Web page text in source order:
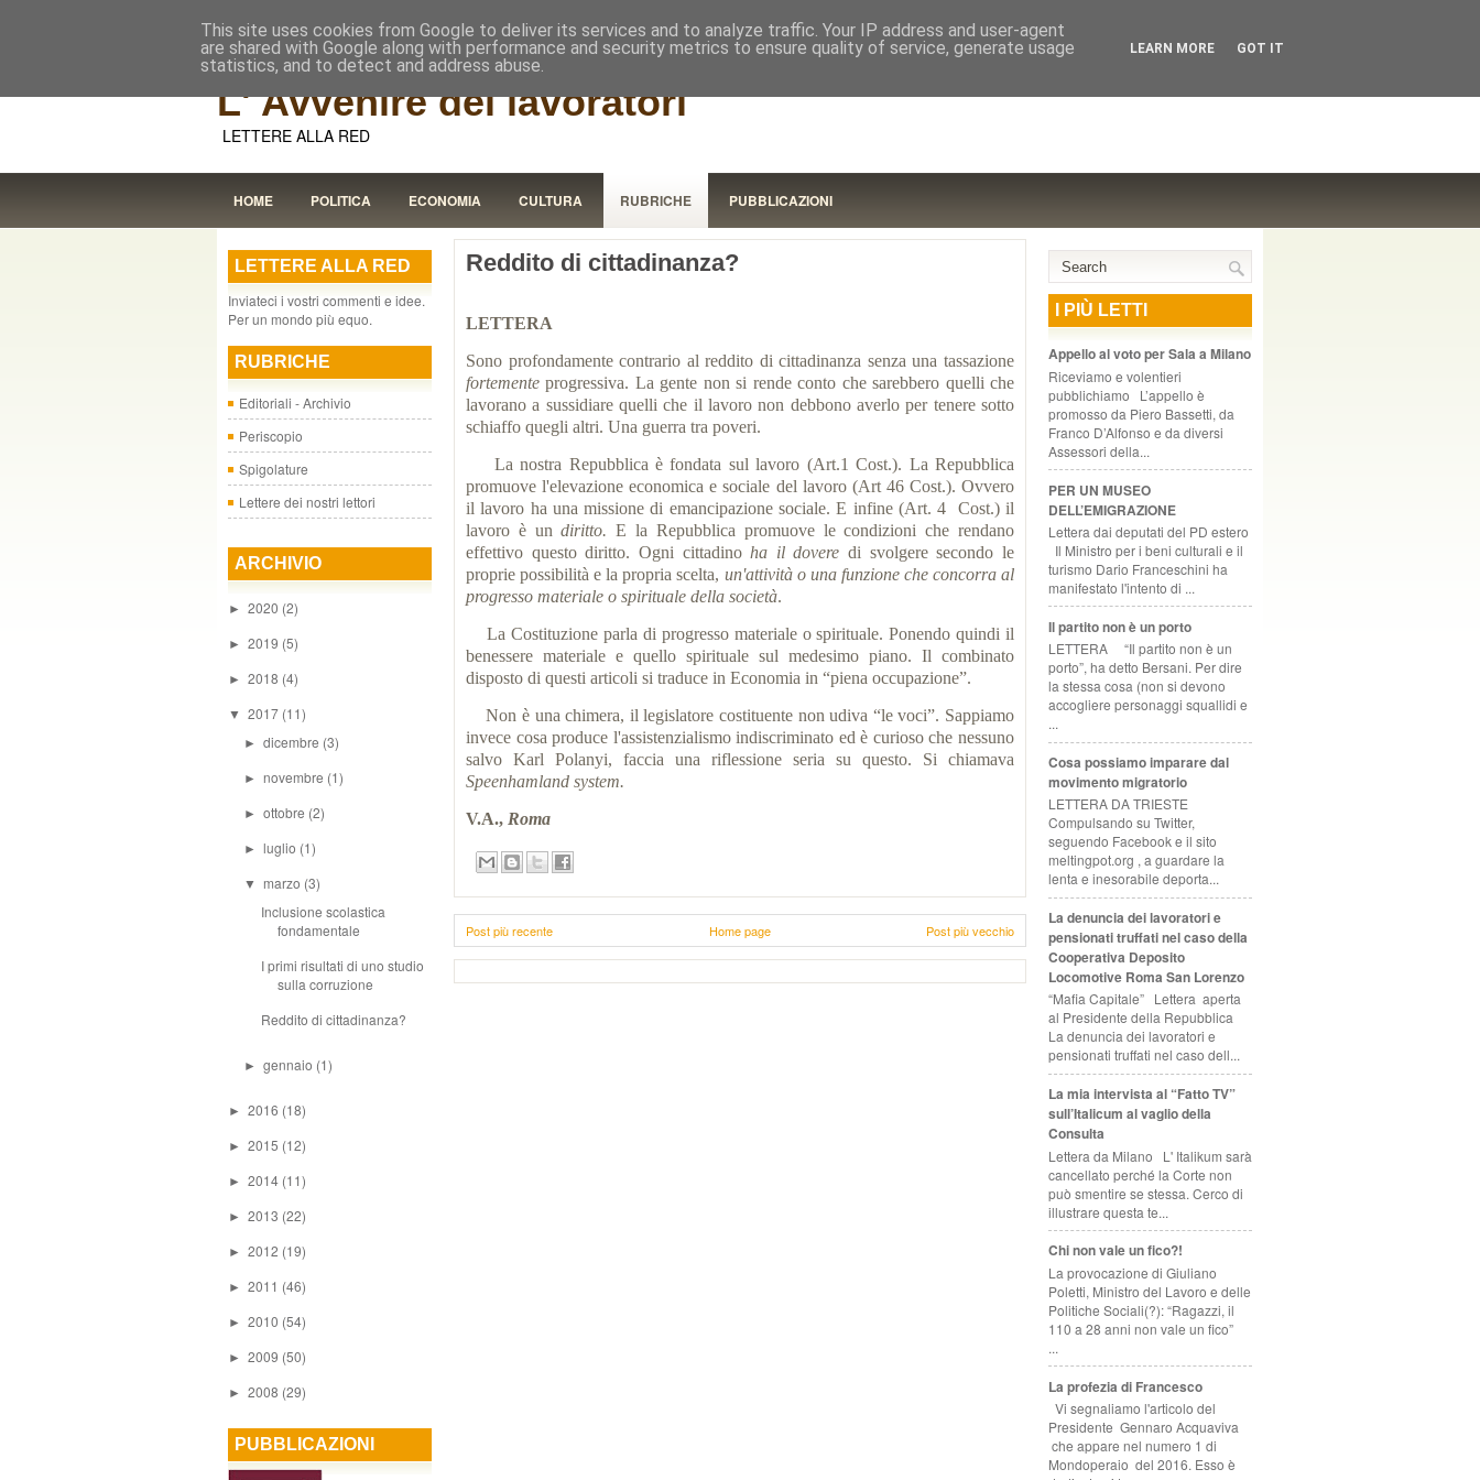
RISTORANTE COOPERATIVO, ZURIGO
L' Avvenire dei lavoratori
LETTERE ALLA RED
HOME POLITICA ECONOMIA CULTURA RUBRICHE PUBBLICAZIONI
LETTERE ALLA RED
Inviateci i vostri commenti e idee.
Per un mondo più equo.
RUBRICHE
Editoriali - Archivio
Periscopio
Spigolature
Lettere dei nostri lettori
ARCHIVIO
► 2020 (2)
► 2019 (5)
► 2018 (4)
▼ 2017 (11)
►dicembre (3)
►novembre (1)
►ottobre (2)
► luglio (1)
▼ marzo (3)
Inclusione scolastica
fondamentale
I primi risultati di uno studio
sulla corruzione
Reddito di cittadinanza?
►gennaio (1)
► 2016 (18)
► 2015 (12)
► 2014 (11)
► 2013 (22)
► 2012 (19)
► 2011 (46)
► 2010 (54)
► 2009 (50)
► 2008 (29)
PUBBLICAZIONI
Reddito di cittadinanza?
LETTERA
Sono profondamente contrario al reddito di cittadinanza senza una tassazione
fortemente progressiva. La gente non si rende conto che sarebbero quelli che
lavorano a sussidiare quelli che il lavoro non debbono averlo per tenere sotto
schiaffo quegli altri. Una guerra tra poveri.
La nostra Repubblica è fondata sul lavoro (Art.1 Cost.). La Repubblica
promuove l'elevazione economica e sociale del lavoro (Art 46 Cost.). Ovvero
il lavoro ha una missione di emancipazione sociale. E infine (Art. 4 Cost.) il
lavoro è undiritto. E la Repubblica promuove le condizioni che rendano
effettivo questo diritto. Ogni cittadinoha il dovere di svolgere secondo le
proprie possibilità e la propria scelta, un'attività o una funzione che concorra al
progresso materiale o spirituale della società.
La Costituzione parla di progresso materiale o spirituale. Ponendo quindi il
benessere materiale e quello spirituale sul medesimo piano. Il combinato
disposto di questi articoli si traduce in Economia in “piena occupazione”.
Non è una chimera, il legislatore costituente non udiva “le voci”. Sappiamo
invece cosa produce l'assistenzialismo indiscriminato ed è curioso che nessuno
salvo Karl Polanyi, faccia una riflessione seria su questo. Si chiamava
Speenhamland system.
V.A., Roma
Post più recente Post più vecchio
Home page
I PIÙ LETTI
Appello al voto per Sala a Milano
Riceviamo e volentieri
pubblichiamo L’appello è
promosso da Piero Bassetti, da
Franco D’Alfonso e da diversi
Assessori della...
PER UN MUSEO
DELL’EMIGRAZIONE
Lettera dai deputati del PD estero
Il Ministro per i beni culturali e il
turismo Dario Franceschini ha
manifestato l'intento di ...
Il partito non è un porto
LETTERA “Il partito non è un
porto”, ha detto Bersani. Per dire
la stessa cosa (non si devono
accogliere personaggi squallidi e
...
Cosa possiamo imparare dal
movimento migratorio
LETTERA DA TRIESTE
Compulsando su Twitter,
seguendo Facebook e il sito
meltingpot.org , a guardare la
lenta e inesorabile deporta...
La denuncia dei lavoratori e
pensionati truffati nel caso della
Cooperativa Deposito
Locomotive Roma San Lorenzo
“Mafia Capitale” Lettera aperta
al Presidente della Repubblica
La denuncia dei lavoratori e
pensionati truffati nel caso dell...
La mia intervista al “Fatto TV”
sull’Italicum al vaglio della
Consulta
Lettera da Milano L' Italikum sarà
cancellato perché la Corte non
può smentire se stessa. Cerco di
illustrare questa te...
Chi non vale un fico?!
La provocazione di Giuliano
Poletti, Ministro del Lavoro e delle
Politiche Sociali(?): “Ragazzi, il
110 a 28 anni non vale un fico”
...
La profezia di Francesco
Vi segnaliamo l'articolo del
Presidente Gennaro Acquaviva
che appare nel numero 1 di
Mondoperaio del 2016. Esso è
This site uses cookies from Google to deliver its services and to analyze traffic. Your IP address and user-agent
are shared with Google along with performance and security metrics to ensure quality of service, generate usage
statistics, and to detect and address abuse.
LEARN MORE GOT IT